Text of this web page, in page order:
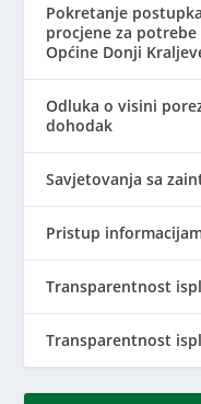
Pokretanje
procjene za
Općine Donji
Odluka o visini
dohodak
Savjetovanja sa
Pristup
Transparentnost
Transparentnost